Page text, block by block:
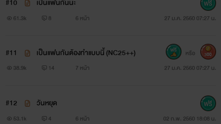
#10 เป็นแฟนกันนะ
61.3k 8 6 หน้า 27 ม.ค. 2560 07:27 น.
#11 เป็นแฟนกันต้องทำแบบนี้ (NC25++)
38.9k 14 7 หน้า 27 ม.ค. 2560 07:27 น.
หรือ 300
#12 วันหยุด
53.1k 4 6 หน้า 02 ก.พ. 2560 18:08 น.